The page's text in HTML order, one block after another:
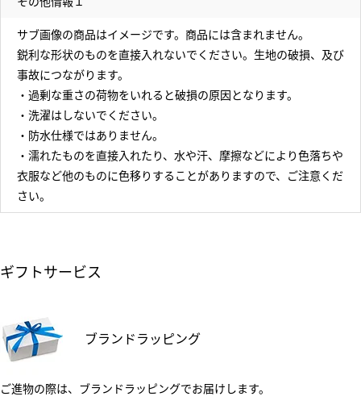
サブ画像の商品はイメージです。商品には含まれません。
鋭利な形状のものを直接入れないでください。生地の破損、及び
事故につながります。
・過剰な重さの荷物をいれると破損の原因となります。
・洗濯はしないでください。
・防水仕様ではありません。
・濡れたものを直接入れたり、水や汗、摩擦などにより色落ちや
衣服など他のものに色移りすることがありますので、ご注意くだ
さい。
ギフトサービス
ブランドラッピング
ご進物の際は、ブランドラッピングでお届けします。